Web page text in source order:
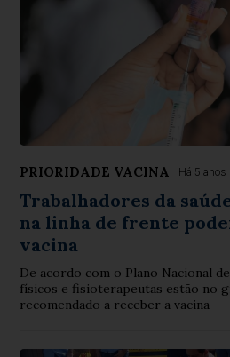
PRIORIDADE VACINA Há 5 anos
Trabalhadores da
na linha de frente
vacina
De acordo com o Plano Nacional
físicos e fisioterapeutas estão no
recomendado a receber a vacina